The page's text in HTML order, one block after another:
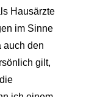
Hausärzte
im Sinne
auch den
gilt,